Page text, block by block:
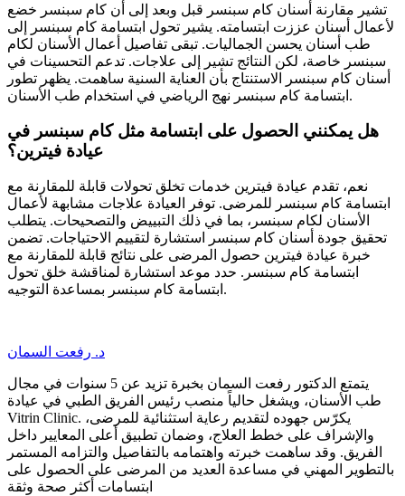
تشير مقارنة أسنان كام سبنسر قبل وبعد إلى أن كام سبنسر خضع
لأعمال أسنان عززت ابتسامته. يشير تحول ابتسامة كام سبنسر إلى
طب أسنان يحسن الجماليات. تبقى تفاصيل أعمال الأسنان لكام
سبنسر خاصة، لكن النتائج تشير إلى علاجات. تدعم التحسينات في
أسنان كام سبنسر الاستنتاج بأن العناية السنية ساهمت. يظهر تطور
ابتسامة كام سبنسر نهج الرياضي في استخدام طب الأسنان.
هل يمكنني الحصول على ابتسامة مثل كام سبنسر في
عيادة فيترين؟
نعم، تقدم عيادة فيترين خدمات تخلق تحولات قابلة للمقارنة مع
ابتسامة كام سبنسر للمرضى. توفر العيادة علاجات مشابهة لأعمال
الأسنان لكام سبنسر، بما في ذلك التبييض والتصحيحات. يتطلب
تحقيق جودة أسنان كام سبنسر استشارة لتقييم الاحتياجات. تضمن
خبرة عيادة فيترين حصول المرضى على نتائج قابلة للمقارنة مع
ابتسامة كام سبنسر. حدد موعد استشارة لمناقشة خلق تحول
ابتسامة كام سبنسر بمساعدة التوجيه.
د. رفعت السمان
يتمتع الدكتور رفعت السمان بخبرة تزيد عن 5 سنوات في مجال
طب الأسنان، ويشغل حالياً منصب رئيس الفريق الطبي في عيادة
Vitrin Clinic. يكرّس جهوده لتقديم رعاية استثنائية للمرضى،
والإشراف على خطط العلاج، وضمان تطبيق أعلى المعايير داخل
الفريق. وقد ساهمت خبرته واهتمامه بالتفاصيل والتزامه المستمر
بالتطوير المهني في مساعدة العديد من المرضى على الحصول على
ابتسامات أكثر صحة وثقة